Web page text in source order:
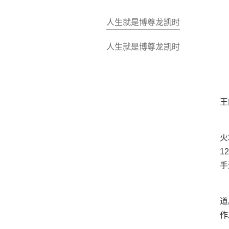
人生就是博尊龙凯时
人生就是博尊龙凯时